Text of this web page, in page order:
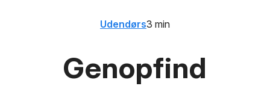
Genopfind
Udendørs3 min